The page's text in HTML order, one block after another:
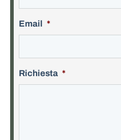
Email *
Richiesta *